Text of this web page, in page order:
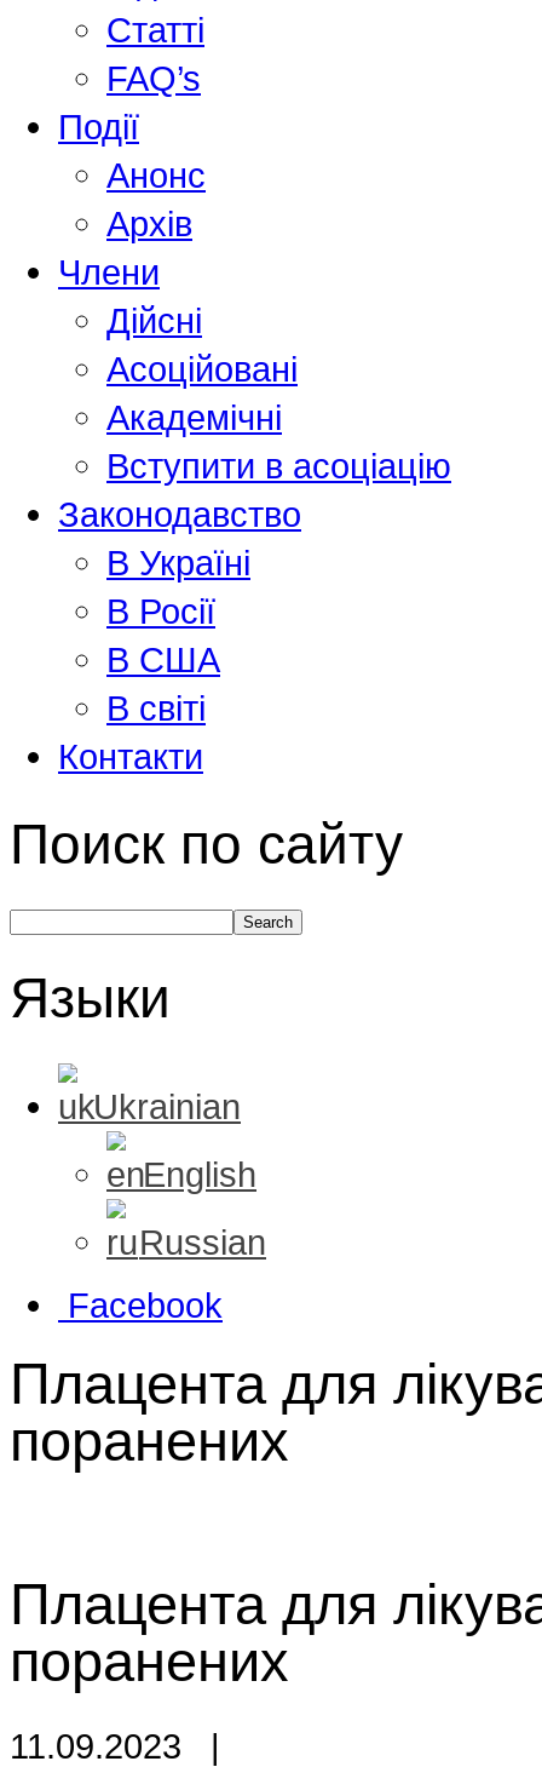
Статті
FAQ’s
Події
Анонс
Архів
Члени
Дійсні
Асоційовані
Академiчнi
Вступити в асоціацію
Законодавство
В Україні
В Росії
В США
В світі
Контакти
Поиск по сайту
Языки
Ukrainian
English
Russian
Facebook
Плацента для
поранених
Плацента для
поранених
11.09.2023 |